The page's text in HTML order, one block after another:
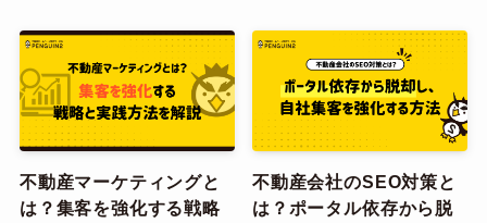
不動産マーケティングと
は？集客を強化する戦略
不動産会社のSEO対策と
は？ポータル依存から脱